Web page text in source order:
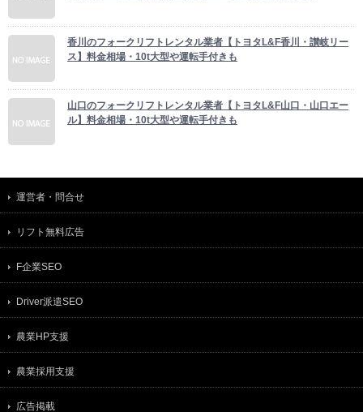
香川のフォークリフトレンタル業者【トヨタL&F香川・讃岐リー
ス】料金相場・10t大型や運転手付きも
山口のフォークリフトレンタル業者【トヨタL&F山口・山口エー
ル】料金相場・10t大型や運転手付きも
運営者・問合せ
リフト無料広告
F企業SEO
Driver派遣SEO
農業HP支援
農業採用支援
広告掲載